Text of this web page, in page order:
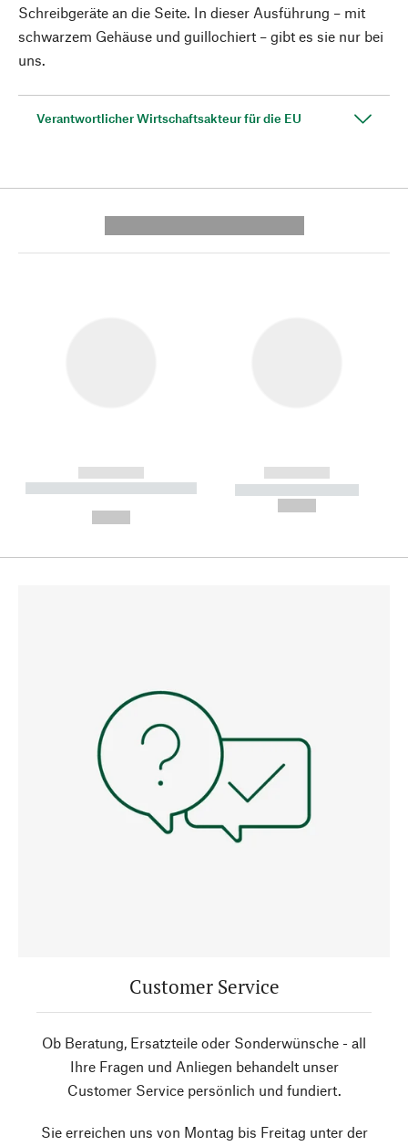
Schreibgeräte an die Seite. In dieser Ausführung – mit
schwarzem Gehäuse und guillochiert – gibt es sie nur bei
uns.
Verantwortlicher Wirtschaftsakteur für die EU
------------
----------- ----------- --------
------------
----------- -----------
Customer Service
Ob Beratung, Ersatzteile oder Sonderwünsche - all
Ihre Fragen und Anliegen behandelt unser
Customer Service persönlich und fundiert.
Sie erreichen uns von Montag bis Freitag unter der